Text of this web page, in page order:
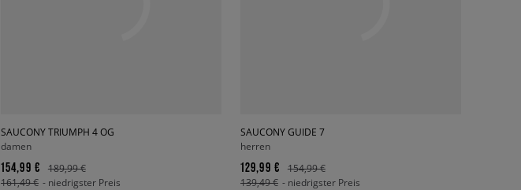
SAUCONY TRIUMPH 4 OG
damen
154,99 €
189,99 €
161,49 € - niedrigster Preis
SAUCONY GUIDE 7
herren
129,99 €
154,99 €
139,49 € - niedrigster Preis